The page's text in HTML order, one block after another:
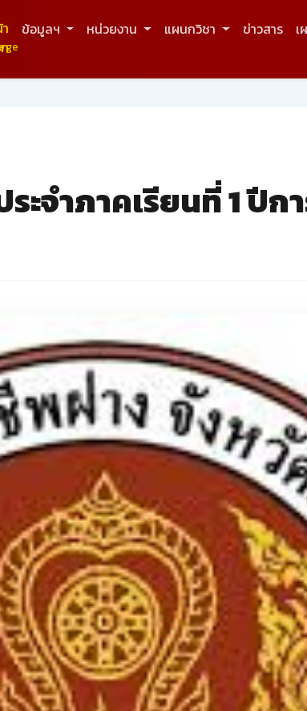
ข้อมูลฯ หน่วยงาน แผนกวิชา ข่าวสาร เ
ะจำภาคเรียนที่ 1 ปีก